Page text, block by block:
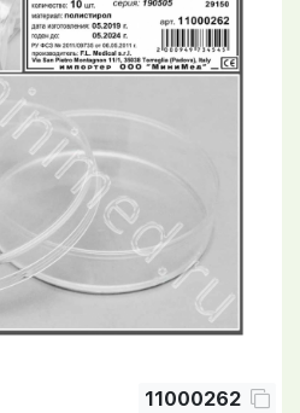
11000262